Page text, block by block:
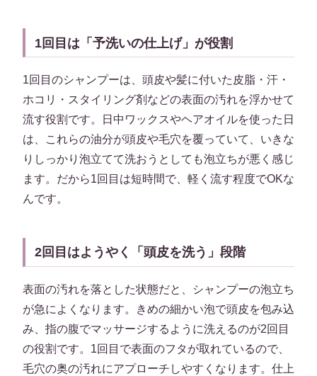
1回目は「予洗いの仕上げ」が役割
1回目のシャンプーは、頭皮や髪に付いた皮脂・汗・
ホコリ・スタイリング剤などの表面の汚れを浮かせて
流す役割です。日中ワックスやヘアオイルを使った日
は、これらの油分が頭皮や毛穴を覆っていて、いきな
りしっかり泡立てて洗おうとしても泡立ちが悪く感じ
ます。だから1回目は短時間で、軽く流す程度でOKな
んです。
2回目はようやく「頭皮を洗う」段階
表面の汚れを落とした状態だと、シャンプーの泡立ち
が急によくなります。きめの細かい泡で頭皮を包み込
み、指の腹でマッサージするように洗えるのが2回目
の役割です。1回目で表面のフタが取れているので、
毛穴の奥の汚れにアプローチしやすくなります。仕上